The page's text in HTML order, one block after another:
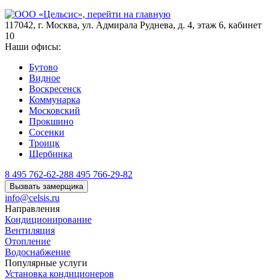
117042, г. Москва, ул. Адмирала Руднева, д. 4, этаж 6, кабинет
10
Наши офисы:
Бутово
Видное
Воскресенск
Коммунарка
Московский
Прокшино
Сосенки
Троицк
Щербинка
8 495 762-62-288 495 766-29-82
Вызвать замерщика
info@celsis.ru
Направления
Кондиционирование
Вентиляция
Отопление
Водоснабжение
Популярные услуги
Установка кондиционеров